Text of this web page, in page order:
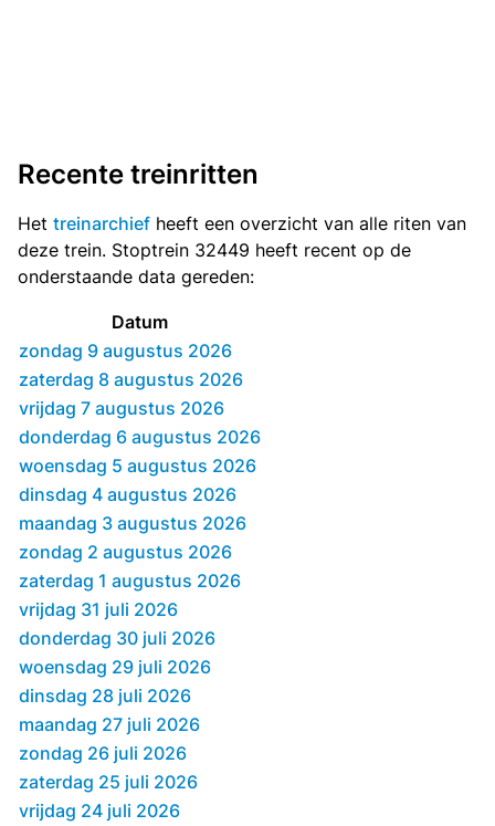
Recente treinritten
Het treinarchief heeft een overzicht van alle riten van
deze trein. Stoptrein 32449 heeft recent op de
onderstaande data gereden:
Datum
zondag 9 augustus 2026
zaterdag 8 augustus 2026
vrijdag 7 augustus 2026
donderdag 6 augustus 2026
woensdag 5 augustus 2026
dinsdag 4 augustus 2026
maandag 3 augustus 2026
zondag 2 augustus 2026
zaterdag 1 augustus 2026
vrijdag 31 juli 2026
donderdag 30 juli 2026
woensdag 29 juli 2026
dinsdag 28 juli 2026
maandag 27 juli 2026
zondag 26 juli 2026
zaterdag 25 juli 2026
vrijdag 24 juli 2026